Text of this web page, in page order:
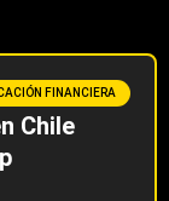
FINANCIERA
Chile